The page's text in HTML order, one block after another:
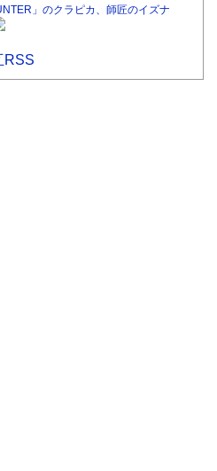
」のクラピカ、師匠のイズナ
RSS